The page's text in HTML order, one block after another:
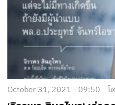
October 31, 2021 - 09:50 โ